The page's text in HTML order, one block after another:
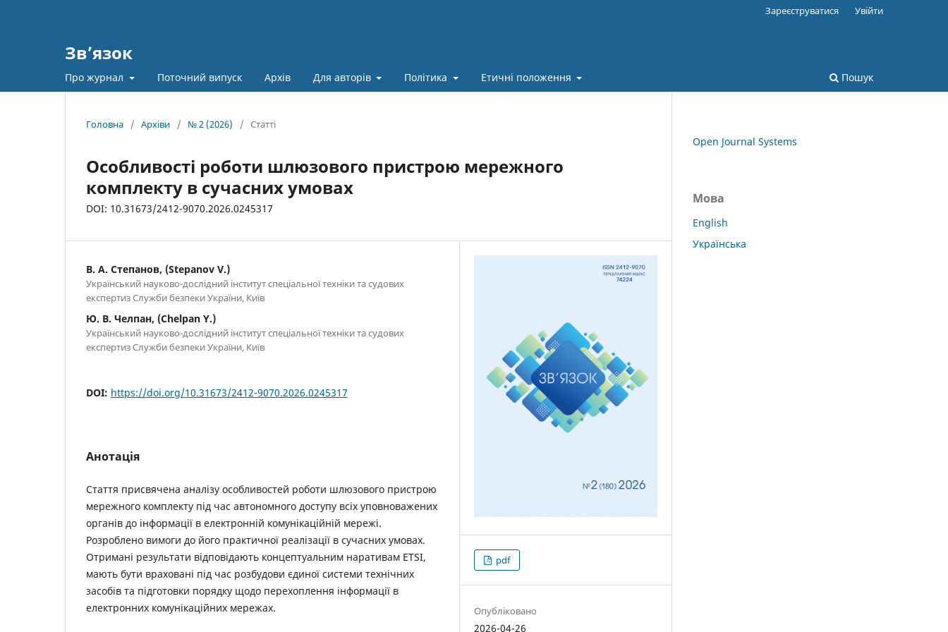
Зв’язок
Про журнал Поточний випуск Архів Для авторів Політика Етичні положення Пошук
Зареєструватися Увійти
Головна / Архіви / № 2 (2026) / Статті
Особливості роботи шлюзового пристрою мережного
комплекту в сучасних умовах
DOI: 10.31673/2412-9070.2026.0245317
В. А. Степанов, (Stepanov V.)
Український науково-дослідний інститут спеціальної техніки та судових
експертиз Служби безпеки України, Київ
Ю. В. Челпан, (Chelpan Y.)
Український науково-дослідний інститут спеціальної техніки та судових
експертиз Служби безпеки України, Київ
DOI: https://doi.org/10.31673/2412-9070.2026.0245317
Анотація
Стаття присвячена аналізу особливостей роботи шлюзового пристрою
мережного комплекту під час автономного доступу всіх уповноважених
органів до інформації в електронній комунікаційній мережі.
Розроблено вимоги до його практичної реалізації в сучасних умовах.
Отримані результати відповідають концептуальним наративам ETSI,
мають бути враховані під час розбудови єдиної системи технічних
засобів та підготовки порядку щодо перехоплення інформації в
електронних комунікаційних мережах.
pdf
Опубліковано
2026-04-26
Open Journal Systems
Мова
English
Українська